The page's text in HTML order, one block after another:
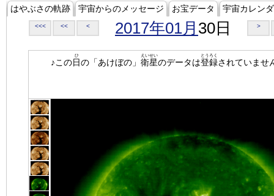
はやぶさの軌跡 宇宙からのメッセージ お宝データ 宇宙カレン
<<< << < 2017年01月 30日 >
♪この日
ひ
の「あけぼの」 衛星
えいせい
のデータは登録
とうろく
されていませ